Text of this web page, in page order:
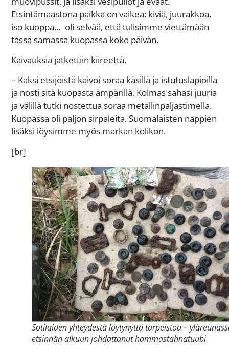
Etsintämaastona paikka on vaikea: kiviä, juurakkoa,
iso kuoppa… oli selvää, että tulisimme viettämään
tässä samassa kuopassa koko päivän.
Kaivauksia jatkettiin kiireettä.
– Kaksi etsijöistä kaivoi soraa käsillä ja istutuslapioilla
ja nosti sitä kuopasta ämpärillä. Kolmas sahasi juuria
ja välillä tutki nostettua soraa metallinpaljastimella.
Kuopassa oli paljon sirpaleita. Suomalaisten nappien
lisäksi löysimme myös markan kolikon.
[br]
Sotilaiden yhteydestä löytynyttä tarpeistoa –
etsinnän alkuun johdattanut hammastahnatuubi